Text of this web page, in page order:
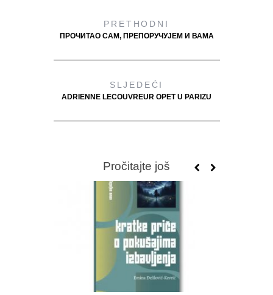
PRETHODNI
ПРОЧИТАО САМ, ПРЕПОРУЧУЈЕМ И ВАМА
SLJEDEĆI
ADRIENNE LECOUVREUR OPET U PARIZU
Pročitajte još